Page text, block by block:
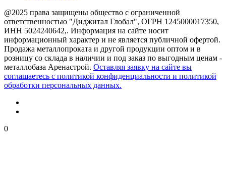
@2025 права защищены общество с ограниченной
ответственностью "Диджитал Глобал", ОГРН 1245000017350,
ИНН 5024240642,. Информация на сайте носит
информационный характер и не является публичной офертой.
Продажа металлопроката и другой продукции оптом и в
розницу со склада в наличии и под заказ по выгодным ценам -
металлобаза Аренастрой. Оставляя заявку на сайте вы
соглашаетесь с политикой конфиденциальности и политикой
обработки персональных данных.
0